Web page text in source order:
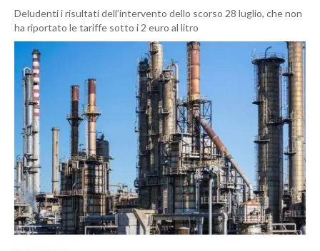
Deludenti i risultati dell’intervento dello scorso 28 luglio, che non
ha riportato le tariffe sotto i 2 euro al litro